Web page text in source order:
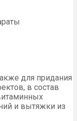
для придания
в состав
и вытяжки из